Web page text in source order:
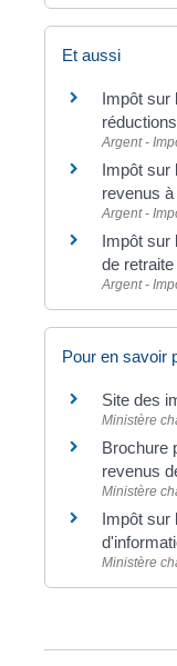
Et aussi
Impôt sur
Argent -
Impôt sur
revenus
Argent -
Impôt sur
de retraite
Argent -
Pour en savoir
Site des
Ministère
Brochure
revenus
Ministère
Impôt sur
Ministère